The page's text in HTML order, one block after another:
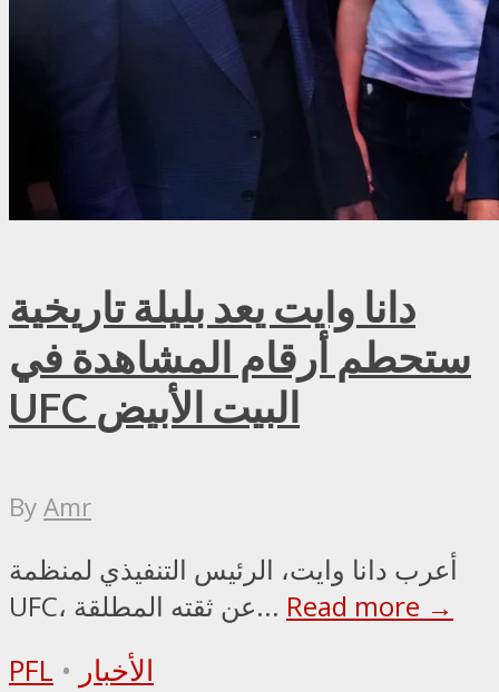
دانا وايت يعد بليلة تاريخية
ستحطم أرقام المشاهدة في
UFC البيت الأبيض
ByAmr
أعرب دانا وايت، الرئيس التنفيذي لمنظمة
UFC، عن ثقته المطلقة... Read more →
PFL • الأخبار